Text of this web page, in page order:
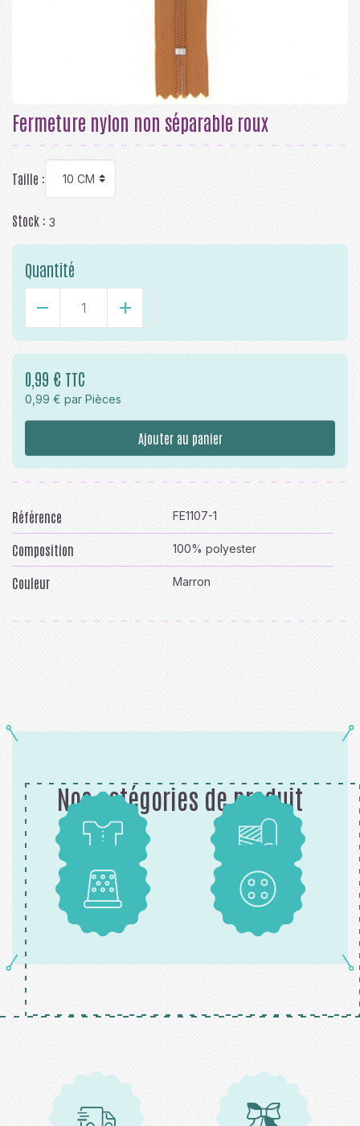
Fermeture nylon non séparable roux
Taille :
Stock : 3
Quantité
- +
0,99 € TTC
0,99 € par Pièces
Ajouter au panier
Référence FE1107-1
Composition 100% polyester
Couleur Marron
Nos catégories de produit
Patrons Tissus
Mercerie Boutons